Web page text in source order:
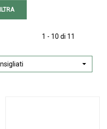
1 - 10 di 11